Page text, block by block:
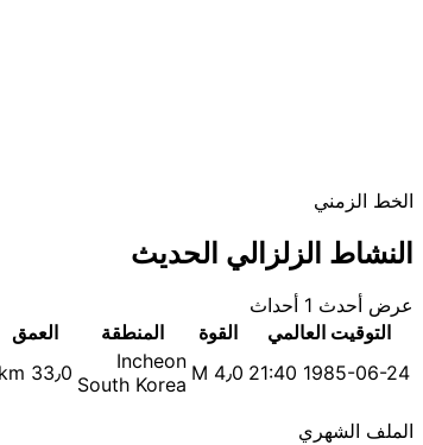
الخط الزمني
النشاط الزلزالي الحديث
عرض أحدث 1 أحداث
التوقيت العالمي
القوة المنطقة
العمق
1985-06-24 21:40
M 4٫0 Incheon
South Korea 33٫0 km
الملف الشهري